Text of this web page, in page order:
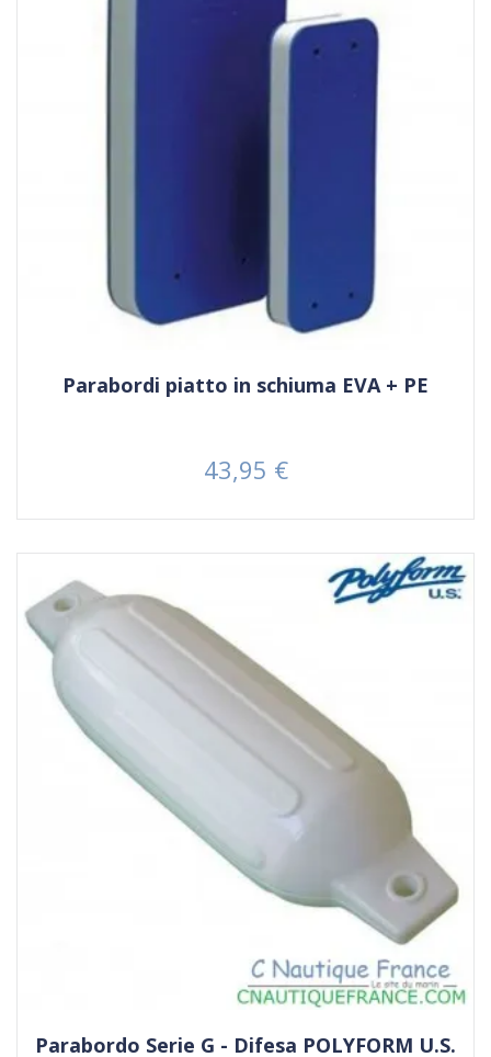
Parabordi piatto in schiuma EVA + PE
Prezzo
43,95 €
Parabordo Serie G - Difesa POLYFORM U.S.